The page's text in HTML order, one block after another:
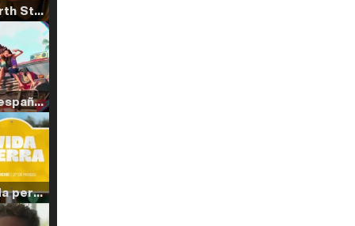
Tráiler 'North Star' (2023)
Tráiler en español de 'La isla olvidada'
Tráiler 'Vida perra' (2026)